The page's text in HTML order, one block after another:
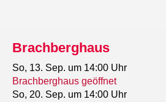
Brachberghaus
So, 13. Sep. um 14:00 Uhr
Brachberghaus geöffnet
So, 20. Sep. um 14:00 Uhr